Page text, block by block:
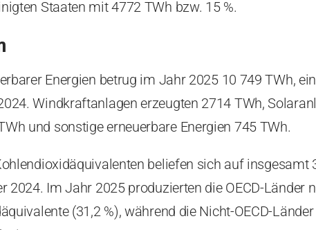
Staaten mit 4772 TWh bzw. 15 %.
Energien betrug im Jahr 2025 10 749 TWh,
Windkraftanlagen erzeugten 2714 TWh,
und sonstige erneuerbare Energien 745 TWh.
beliefen sich auf insgesamt
2024. Im Jahr 2025 produzierten die OECD-Länder
(31,2 %), während die Nicht-OECD-